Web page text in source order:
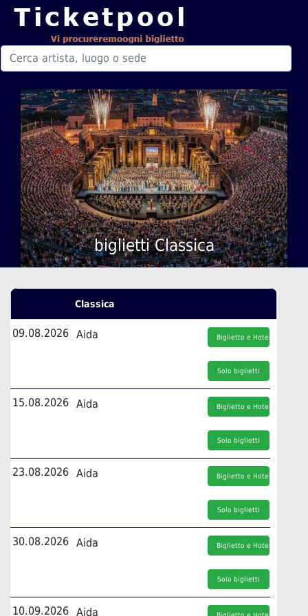
biglietti Classica
Classica
09.08.2026 Aida Biglietto e Hotel
Solo biglietti
15.08.2026 Aida Biglietto e Hotel
Solo biglietti
23.08.2026 Aida Biglietto e Hotel
Solo biglietti
30.08.2026 Aida Biglietto e Hotel
Solo biglietti
10.09.2026 Aida